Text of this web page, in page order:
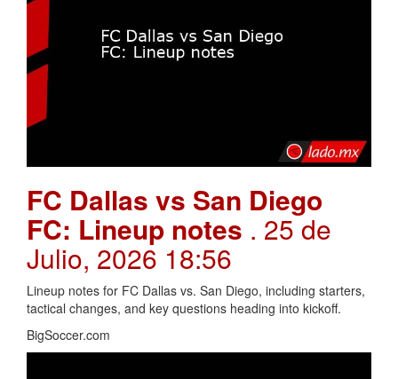
FC Dallas vs San Diego
FC: Lineup notes . 25 de
Julio, 2026 18:56
Lineup notes for FC Dallas vs. San Diego, including starters,
tactical changes, and key questions heading into kickoff.
BigSoccer.com